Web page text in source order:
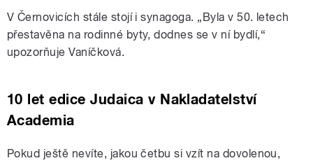
V Černovicích stále stojí i synagoga. „Byla v 50. letech
přestavěna na rodinné byty, dodnes se v ní bydlí,“
upozorňuje Vaníčková.
10 let edice Judaica v Nakladatelství
Academia
Pokud ještě nevíte, jakou četbu si vzít na dovolenou,